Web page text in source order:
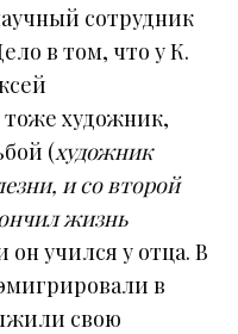
сотрудник
в том, что у К.
художник,
(художник
и со второй
жизнь
учился у отца. В
в
свою